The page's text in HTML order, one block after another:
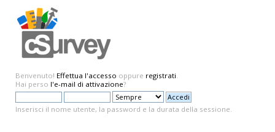
Benvenuto! Effettua l'accesso oppure registrati.
Hai perso l'e-mail di attivazione?
Inserisci il nome utente, la password e la durata della sessione.